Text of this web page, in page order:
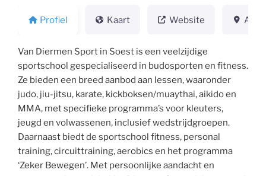
Profiel Kaart Website
Van Diermen Sport in Soest is een veelzijdige
sportschool gespecialiseerd in budosporten en fitness.
Ze bieden een breed aanbod aan lessen, waaronder
judo, jiu-jitsu, karate, kickboksen/muaythai, aikido en
MMA, met specifieke programma’s voor kleuters,
jeugd en volwassenen, inclusief wedstrijdgroepen.
Daarnaast biedt de sportschool fitness, personal
training, circuittraining, aerobics en het programma
‘Zeker Bewegen’. Met persoonlijke aandacht en